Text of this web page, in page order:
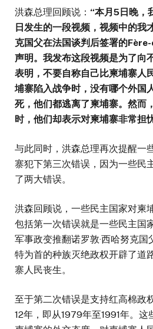
洪森总理回顾说： “本月5日晚，
日发生的一段视频，视频中的我
克国父在法国谈判后签署的
声明。我发布这段视频是为了向
表明，不要自称自己比柬埔寨人
埔寨陷入战争时，没有哪个外国
死，他们都逃离了柬埔寨。然而
时，他们却表示对柬埔寨非常担忧
与此同时，洪森总理再次提醒一
寨犯下第三次错误，因为一些民
了两大错误。
洪森回顾说，一些民主国家对柬
包括第一次错误就是一些民主国
军事政变推翻诺罗敦·西哈努克国
特为首的种族灭绝政权开辟了道
寨人民丧生。
至于第二次错误是支持红高棉政
12年，即从1979年至1991年。